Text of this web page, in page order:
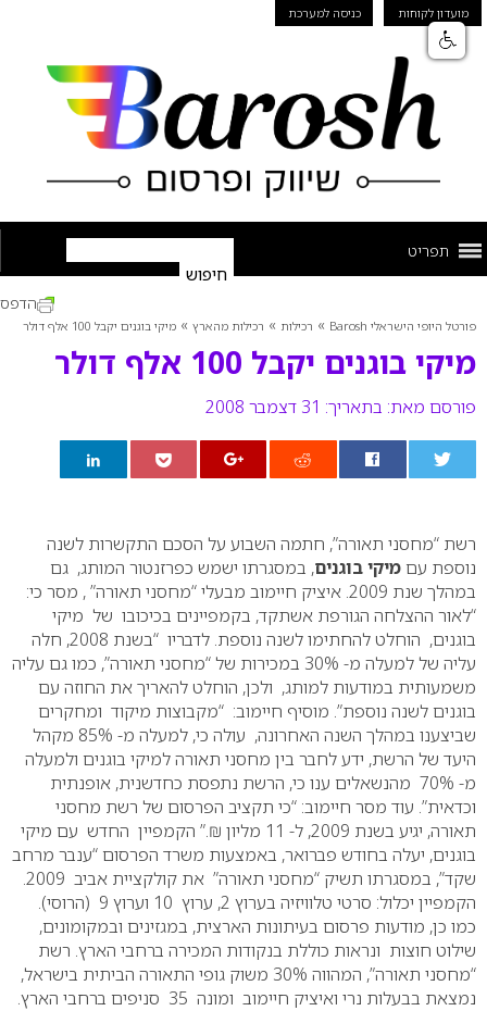
מועדון לקוחות כניסה למערכת
תפריט
פורטל היופי הישראלי Barosh » רכילות » רכילות מהארץ » מיקי בוגנים יקבל 100 אלף דולר
מיקי בוגנים יקבל 100 אלף דולר
פורסם מאת: בתאריך: 31 דצמבר 2008
הדפס
רשת “מחסני תאורה”, חתמה השבוע על הסכם התקשרות לשנה
נוספת עם מיקי בוגנים, במסגרתו ישמש כפרזנטור המותג, גם
במהלך שנת 2009.
איציק חיימוב מבעלי “מחסני תאורה” , מסר כי:
“לאור ההצלחה הגורפת אשתקד, בקמפיינים בכיכובו של מיקי
בוגנים, הוחלט להחתימו לשנה נוספת.
לדבריו “בשנת 2008, חלה
עליה של למעלה מ- 30% במכירות של “מחסני תאורה”, כמו גם עליה
משמעותית במודעות למותג, ולכן, הוחלט להאריך את החוזה עם
בוגנים לשנה נוספת”. מוסיף חיימוב: “מקבוצות מיקוד ומחקרים
שביצענו במהלך השנה האחרונה, עולה כי, למעלה מ- 85% מקהל
היעד של הרשת, ידע לחבר בין מחסני תאורה למיקי בוגנים ולמעלה
מ- 70% מהנשאלים ענו כי, הרשת נתפסת כחדשנית, אופנתית
וכדאית”. עוד מסר חיימוב: “כי תקציב הפרסום של רשת מחסני
תאורה, יגיע בשנת 2009, ל- 11 מליון ₪.”
הקמפיין החדש עם מיקי
בוגנים, יעלה בחודש פברואר, באמצעות משרד הפרסום “ענבר מרחב
שקד”, במסגרתו תשיק “מחסני תאורה” את קולקציית אביב 2009.
הקמפיין יכלול: סרטי טלוויזיה בערוץ 2, ערוץ 10 וערוץ 9 (הרוסי).
כמו כן, מודעות פרסום בעיתונות הארצית, במגזינים ובמקומונים,
שילוט חוצות ונראות כוללת בנקודות המכירה ברחבי הארץ. רשת
“מחסני תאורה”, המהווה 30% משוק גופי התאורה הביתית בישראל,
נמצאת בבעלות נרי ואיציק חיימוב ומונה 35 סניפים ברחבי הארץ.